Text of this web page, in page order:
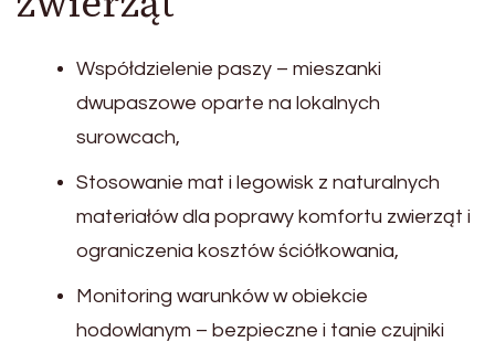
Współdzielenie paszy – mieszanki
dwupaszowe oparte na lokalnych
surowcach,
Stosowanie mat i legowisk z naturalnych
materiałów dla poprawy komfortu zwierząt i
ograniczenia kosztów ściółkowania,
Monitoring warunków w obiekcie
hodowlanym – bezpieczne i tanie czujniki